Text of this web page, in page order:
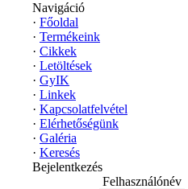
Navigáció
· Főoldal
· Termékeink
· Cikkek
· Letöltések
· GyIK
· Linkek
· Kapcsolatfelvétel
· Elérhetőségünk
· Galéria
· Keresés
Bejelentkezés
Felhasználónév